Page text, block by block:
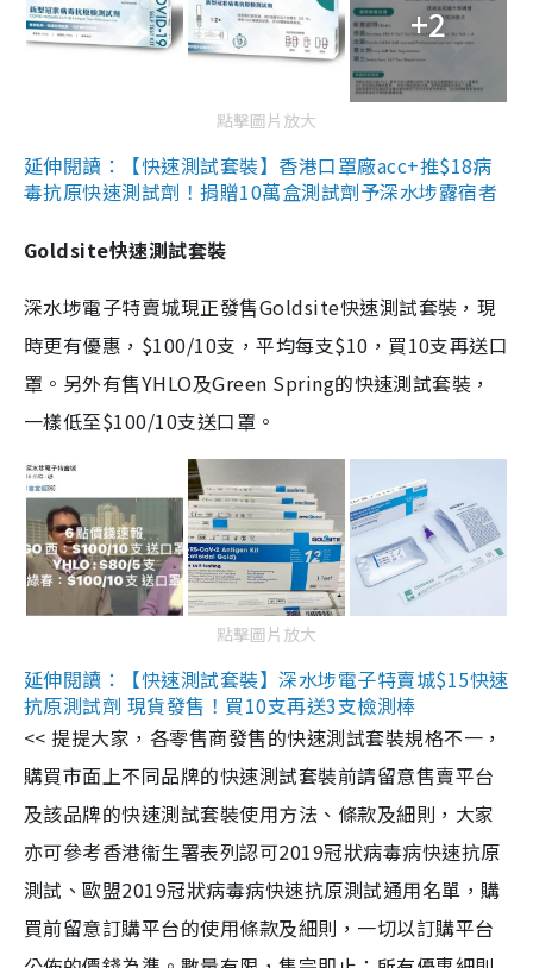
+2
點擊圖片放大
延伸閱讀：【快速測試套裝】香港口罩廠acc+推$18病
毒抗原快速測試劑！捐贈10萬盒測試劑予深水埗露宿者
Goldsite快速測試套裝
深水埗電子特賣城現正發售Goldsite快速測試套裝，現
時更有優惠，$100/10支，平均每支$10，買10支再送口
罩。另外有售YHLO及Green Spring的快速測試套裝，
一樣低至$100/10支送口罩。
點擊圖片放大
延伸閱讀：【快速測試套裝】深水埗電子特賣城$15快速
抗原測試劑 現貨發售！買10支再送3支檢測棒
<< 提提大家，各零售商發售的快速測試套裝規格不一，
購買市面上不同品牌的快速測試套裝前請留意售賣平台
及該品牌的快速測試套裝使用方法、條款及細則，大家
亦可參考香港衞生署表列認可2019冠狀病毒病快速抗原
測試、歐盟2019冠狀病毒病快速抗原測試通用名單，購
買前留意訂購平台的使用條款及細則，一切以訂購平台